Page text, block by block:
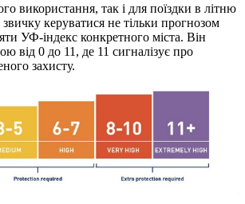
використання, так і для поїздки в літню
керуватися не тільки прогнозом
УФ-індекс конкретного міста. Він
від 0 до 11, де 11 сигналізує про
захисту.